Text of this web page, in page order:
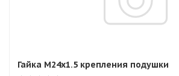
Гайка M24x1.5 крепления подушки